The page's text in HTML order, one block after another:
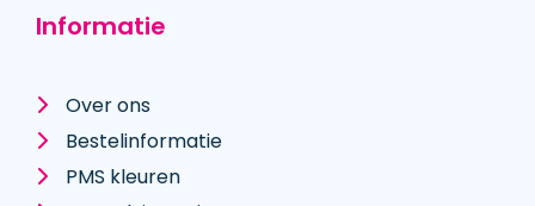
Informatie
Over ons
Bestelinformatie
PMS kleuren